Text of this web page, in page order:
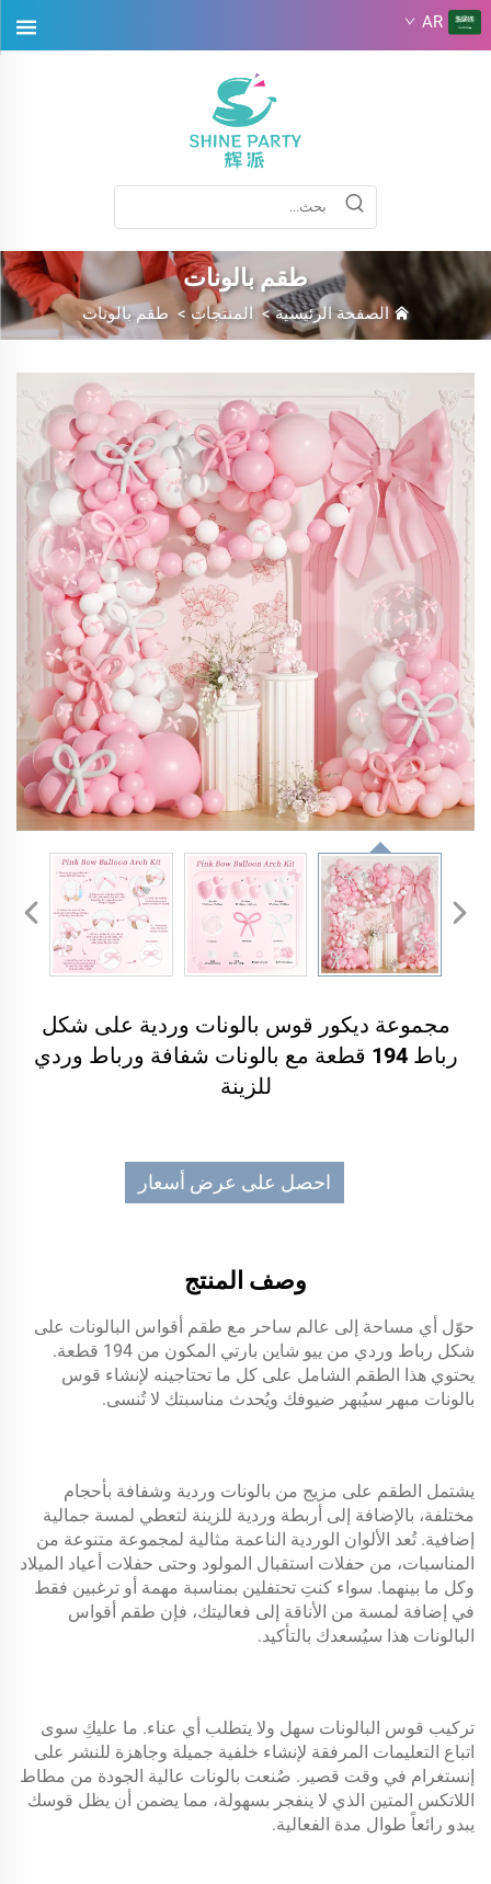
AR
طقم بالونات
الصفحة الرئيسية>المنتجات >طقم بالونات
مجموعة ديكور قوس بالونات وردية على شكل
رباط 194 قطعة مع بالونات شفافة ورباط وردي
للزينة
احصل على عرض أسعار
وصف المنتج
حوّل أي مساحة إلى عالم ساحر مع طقم أقواس البالونات على
شكل رباط وردي من ييو شاين بارتي المكون من 194 قطعة.
يحتوي هذا الطقم الشامل على كل ما تحتاجينه لإنشاء قوس
بالونات مبهر سيُبهر ضيوفك ويُحدث مناسبتك لا تُنسى.
يشتمل الطقم على مزيج من بالونات وردية وشفافة بأحجام
مختلفة، بالإضافة إلى أربطة وردية للزينة لتعطي لمسة جمالية
إضافية. تُعد الألوان الوردية الناعمة مثالية لمجموعة متنوعة من
المناسبات، من حفلات استقبال المولود وحتى حفلات أعياد الميلاد
وكل ما بينهما. سواء كنتِ تحتفلين بمناسبة مهمة أو ترغبين فقط
في إضافة لمسة من الأناقة إلى فعاليتك، فإن طقم أقواس
البالونات هذا سيُسعدك بالتأكيد.
تركيب قوس البالونات سهل ولا يتطلب أي عناء. ما عليكِ سوى
اتباع التعليمات المرفقة لإنشاء خلفية جميلة وجاهزة للنشر على
إنستغرام في وقت قصير. صُنعت بالونات عالية الجودة من مطاط
اللاتكس المتين الذي لا ينفجر بسهولة، مما يضمن أن يظل قوسك
يبدو رائعاً طوال مدة الفعالية.